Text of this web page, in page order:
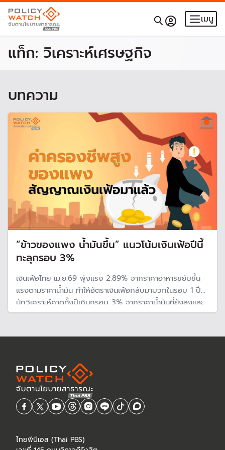
เมนู
แท็ก: วิเคราะห์เศรษฐกิจ
บทความ
“ข้าวของแพง น้ำมันขึ้น” แนวโน้มเงินเฟ้อปีนี้
ทะลุกรอบ 3%
เงินเฟ้อไทย เม.ย.69 พุ่งแรง 2.89% จากราคาอาหารขยับขึ้น
แรงตามราคาน้ำมัน ทำให้อัตราเงินเฟ้อกลับมาบวกในรอบ 1 ปี
นักวิเคราะห์คาดทั้งปีเกินกรอบ 3% จากราคาน้ำมันที่ยังสูงและ
สินค้าราคาแพงขึ้น จับตาหากสงครามยื้ดเยื้อนานกว่าที่คาด ดัน
ไทยพีบีเอส (Thai PBS)